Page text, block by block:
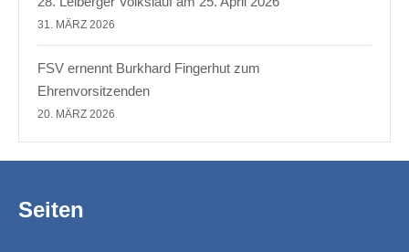
31. MÄRZ 2026
FSV ernennt Burkhard Fingerhut zum
Ehrenvorsitzenden
20. MÄRZ 2026
Seiten